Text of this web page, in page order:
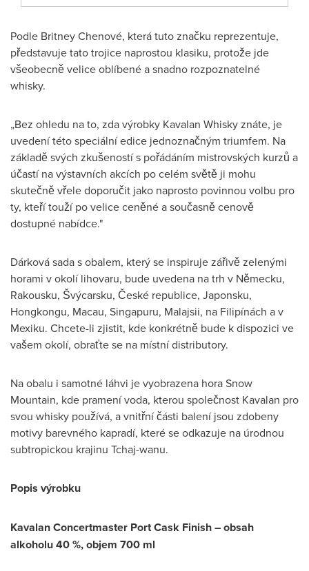
Podle Britney Chenové, která tuto značku reprezentuje,
představuje tato trojice naprostou klasiku, protože jde
všeobecně velice oblíbené a snadno rozpoznatelné
whisky.
„Bez ohledu na to, zda výrobky Kavalan Whisky znáte, je
uvedení této speciální edice jednoznačným triumfem. Na
základě svých zkušeností s pořádáním mistrovských kurzů a
účastí na výstavních akcích po celém světě ji mohu
skutečně vřele doporučit jako naprosto povinnou volbu pro
ty, kteří touží po velice ceněné a současně cenově
dostupné nabídce."
Dárková sada s obalem, který se inspiruje zářivě zelenými
horami v okolí lihovaru, bude uvedena na trh v Německu,
Rakousku, Švýcarsku, České republice, Japonsku,
Hongkongu, Macau, Singapuru, Malajsii, na Filipínách a v
Mexiku. Chcete-li zjistit, kde konkrétně bude k dispozici ve
vašem okolí, obraťte se na místní distributory.
Na obalu i samotné láhvi je vyobrazena hora Snow
Mountain, kde pramení voda, kterou společnost Kavalan pro
svou whisky používá, a vnitřní části balení jsou zdobeny
motivy barevného kapradí, které se odkazuje na úrodnou
subtropickou krajinu Tchaj-wanu.
Popis výrobku
Kavalan Concertmaster Port Cask Finish – obsah
alkoholu 40 %, objem 700 ml